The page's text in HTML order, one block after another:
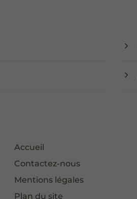
Accueil
Contactez-nous
Mentions légales
Plan du site